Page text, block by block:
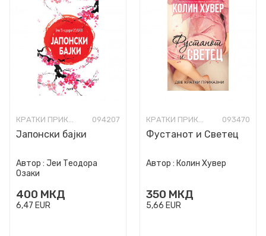
КРАТКИ ПРИКАЗНИ 094207
Јапонски бајки
Автор : Јеи Теодора
Озаки
400 МКД
6,47 EUR
КРАТКИ ПРИКАЗНИ 093470
Фустанот и Светец
Автор : Колин Хувер
350 МКД
5,66 EUR